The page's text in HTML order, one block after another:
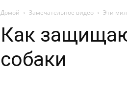
Домой Замечательное видео Эти
Как
собаки